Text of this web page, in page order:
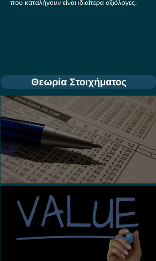
που καταλήγουν είναι ιδιαίτερα αξιόλογες.
Θεωρία Στοιχήματος
Τι είναι τα Ασιατικά Χάντικαπ;